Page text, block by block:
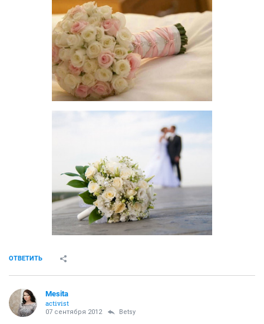
ОТВЕТИТЬ
Mesita
activist
07 сентября 2012 Betsy